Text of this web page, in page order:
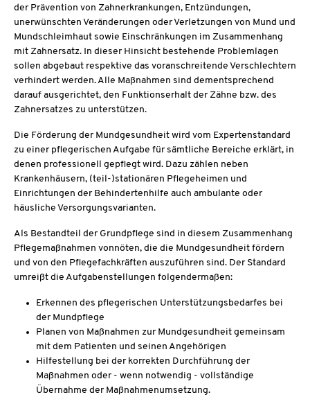
der Prävention von Zahnerkrankungen, Entzündungen,
unerwünschten Veränderungen oder Verletzungen von Mund und
Mundschleimhaut sowie Einschränkungen im Zusammenhang
mit Zahnersatz. In dieser Hinsicht bestehende Problemlagen
sollen abgebaut respektive das voranschreitende Verschlechtern
verhindert werden. Alle Maßnahmen sind dementsprechend
darauf ausgerichtet, den Funktionserhalt der Zähne bzw. des
Zahnersatzes zu unterstützen.
Die Förderung der Mundgesundheit wird vom Expertenstandard
zu einer pflegerischen Aufgabe für sämtliche Bereiche erklärt, in
denen professionell gepflegt wird. Dazu zählen neben
Krankenhäusern, (teil-)stationären Pflegeheimen und
Einrichtungen der Behindertenhilfe auch ambulante oder
häusliche Versorgungsvarianten.
Als Bestandteil der Grundpflege sind in diesem Zusammenhang
Pflegemaßnahmen vonnöten, die die Mundgesundheit fördern
und von den Pflegefachkräften auszuführen sind. Der Standard
umreißt die Aufgabenstellungen folgendermaßen:
Erkennen des pflegerischen Unterstützungsbedarfes bei
der Mundpflege
Planen von Maßnahmen zur Mundgesundheit gemeinsam
mit dem Patienten und seinen Angehörigen
Hilfestellung bei der korrekten Durchführung der
Maßnahmen oder - wenn notwendig - vollständige
Übernahme der Maßnahmenumsetzung.